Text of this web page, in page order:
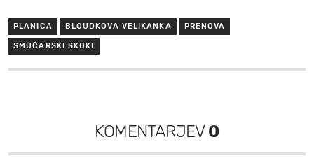
PLANICA BLOUDKOVA VELIKANKA PRENOVA
SMUČARSKI SKOKI
KOMENTARJEV0